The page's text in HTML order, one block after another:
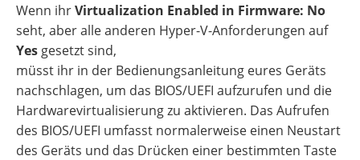
Wenn ihrVirtualization Enabled in Firmware: No
seht, aber alle anderen Hyper-V-Anforderungen auf
Yes gesetzt sind,
müsst ihr in der Bedienungsanleitung eures Geräts
nachschlagen, um das BIOS/UEFI aufzurufen und die
Hardwarevirtualisierung zu aktivieren. Das Aufrufen
des BIOS/UEFI umfasst normalerweise einen Neustart
des Geräts und das Drücken einer bestimmten Taste